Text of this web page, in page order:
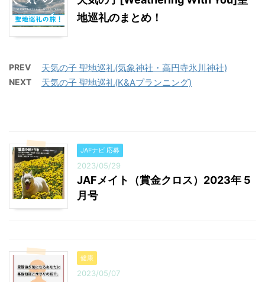
地巡礼のまとめ！
PREV 天気の子 聖地巡礼(気象神社・高円寺氷川神社)
NEXT 天気の子 聖地巡礼(K&Aプランニング)
JAFナビ 応募
2023/05/29
JAFメイト（賞金クロス）2023年 5
月号
健康
2023/05/07